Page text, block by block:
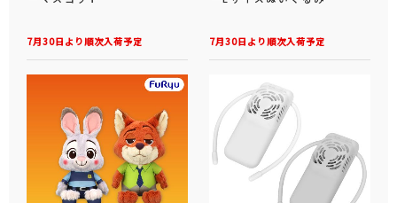
7月30日より順次入荷予定 7月30日より順次入荷予定